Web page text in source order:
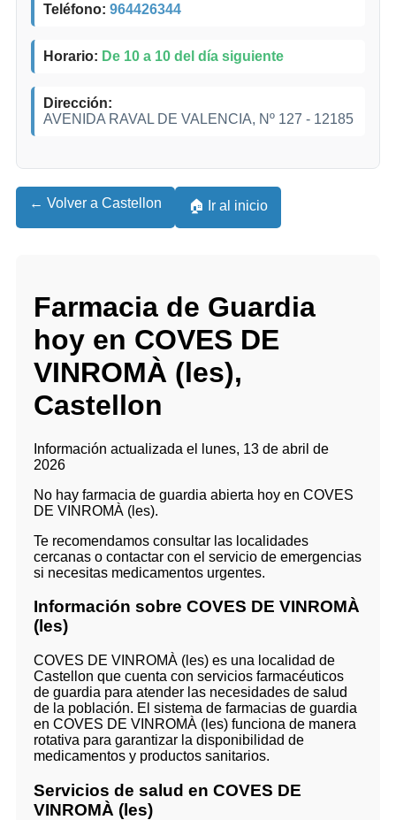
Teléfono: 964426344
Horario: De 10 a 10 del día siguiente
Dirección:
AVENIDA RAVAL DE VALENCIA, Nº 127 - 12185
← Volver a Castellon 🏠 Ir al inicio
Farmacia de Guardia
hoy en COVES DE
VINROMÀ (les),
Castellon
Información actualizada el lunes, 13 de abril de
2026
No hay farmacia de guardia abierta hoy en COVES
DE VINROMÀ (les).
Te recomendamos consultar las localidades
cercanas o contactar con el servicio de emergencias
si necesitas medicamentos urgentes.
Información sobre COVES DE VINROMÀ
(les)
COVES DE VINROMÀ (les) es una localidad de
Castellon que cuenta con servicios farmacéuticos
de guardia para atender las necesidades de salud
de la población. El sistema de farmacias de guardia
en COVES DE VINROMÀ (les) funciona de manera
rotativa para garantizar la disponibilidad de
medicamentos y productos sanitarios.
Servicios de salud en COVES DE
VINROMÀ (les)